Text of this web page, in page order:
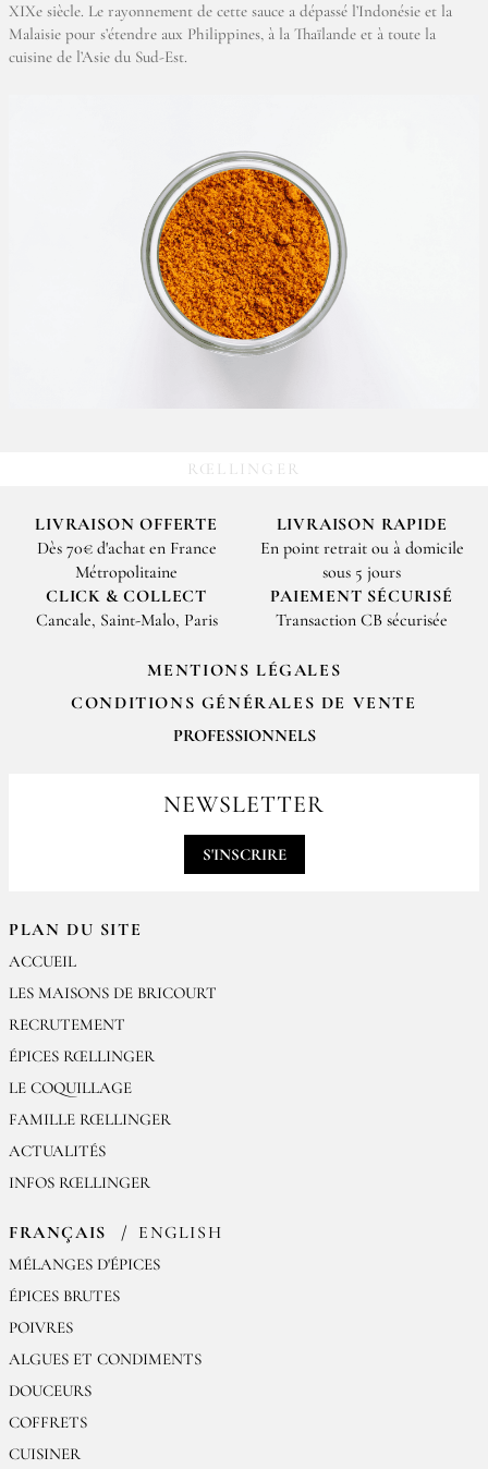
XIXe siècle. Le rayonnement de cette sauce a dépassé l’Indonésie et la
Malaisie pour s’étendre aux Philippines, à la Thaïlande et à toute la
cuisine de l’Asie du Sud-Est.
RŒLLINGER
LIVRAISON OFFERTE
Dès 70€ d'achat en France
Métropolitaine
LIVRAISON RAPIDE
En point retrait ou à domicile
sous 5 jours
CLICK & COLLECT
Cancale, Saint-Malo, Paris
PAIEMENT SÉCURISÉ
Transaction CB sécurisée
PLAN DU SITE
ACCUEIL
LES MAISONS DE BRICOURT
RECRUTEMENT
ÉPICES RŒLLINGER
LE COQUILLAGE
FAMILLE RŒLLINGER
ACTUALITÉS
INFOS RŒLLINGER
FRANÇAIS ENGLISH
MÉLANGES D'ÉPICES
ÉPICES BRUTES
POIVRES
ALGUES ET CONDIMENTS
DOUCEURS
COFFRETS
CUISINER
MENTIONS LÉGALES
CONDITIONS GÉNÉRALES DE VENTE
PROFESSIONNELS
contact@epices-roellinger.comNEWSLETTER
S'INSCRIRE